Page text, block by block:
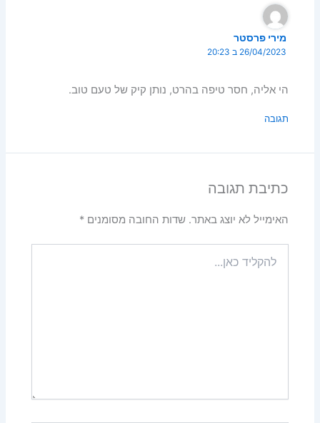
מירי פרסטר
26/04/2023 ב 20:23
הי אליה, חסר טיפה בהרט, נותן קיק של טעם טוב.
תגובה
כתיבת תגובה
האימייל לא יוצג באתר. שדות החובה מסומנים*
כאן...